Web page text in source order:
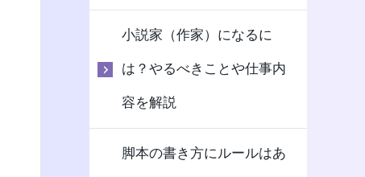
小説家（作家）になるに
は？やるべきことや仕事内
容を解説
脚本の書き方にルールはあ